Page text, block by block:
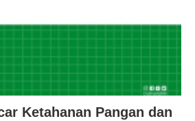
Ketahanan Pangan dan